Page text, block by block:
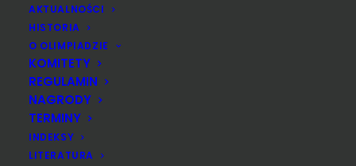
AKTUALNOŚCI
HISTORIA
O OLIMPIADZIE
KOMITETY
REGULAMIN
NAGRODY
TERMINY
INDEKSY
LITERATURA